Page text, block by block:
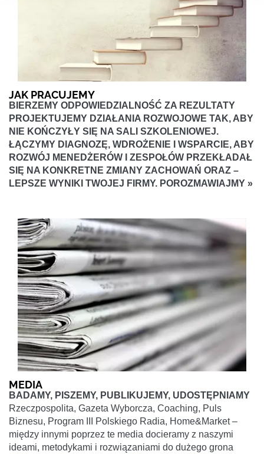
JAK PRACUJEMY
BIERZEMY ODPOWIEDZIALNOŚĆ ZA REZULTATY
PROJEKTUJEMY DZIAŁANIA ROZWOJOWE TAK, ABY
NIE KOŃCZYŁY SIĘ NA SALI SZKOLENIOWEJ.
ŁĄCZYMY DIAGNOZĘ, WDROŻENIE I WSPARCIE, ABY
ROZWÓJ MENEDŻERÓW I ZESPOŁÓW PRZEKŁADAŁ
SIĘ NA KONKRETNE ZMIANY ZACHOWAŃ ORAZ –
LEPSZE WYNIKI TWOJEJ FIRMY. POROZMAWIAJMY »
MEDIA
BADAMY, PISZEMY, PUBLIKUJEMY, UDOSTĘPNIAMY
Rzeczpospolita, Gazeta Wyborcza, Coaching, Puls
Biznesu, Program III Polskiego Radia, Home&Market –
między innymi poprzez te media docieramy z naszymi
ideami, metodykami i rozwiązaniami do dużego grona